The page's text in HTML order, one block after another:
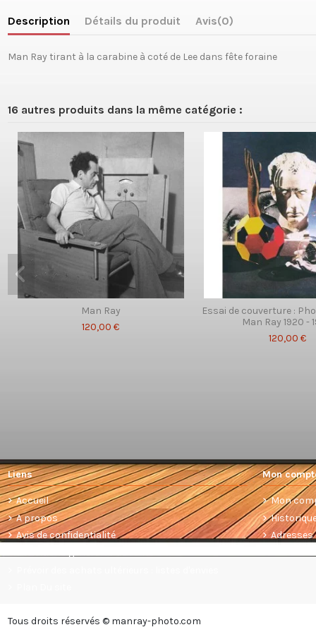
Description Détails du produit Avis(0)
Man Ray tirant à la carabine à coté de Lee dans fête foraine
16 autres produits dans la même catégorie :
Man Ray
120,00 €
Essai de couverture :
Man Ray 1920 -
120,00 €
Liens
Accueil
A propos
Avis de confidentialité
Mon
Mon
Adresses
Tous droits réservés © manray-photo.com